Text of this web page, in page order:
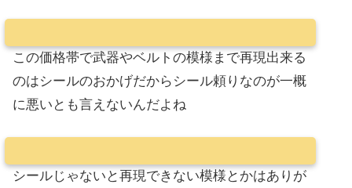
この価格帯で武器やベルトの模様まで再現出来る
のはシールのおかげだからシール頼りなのが一概
に悪いとも言えないんだよね
シールじゃないと再現できない模様とかはありが